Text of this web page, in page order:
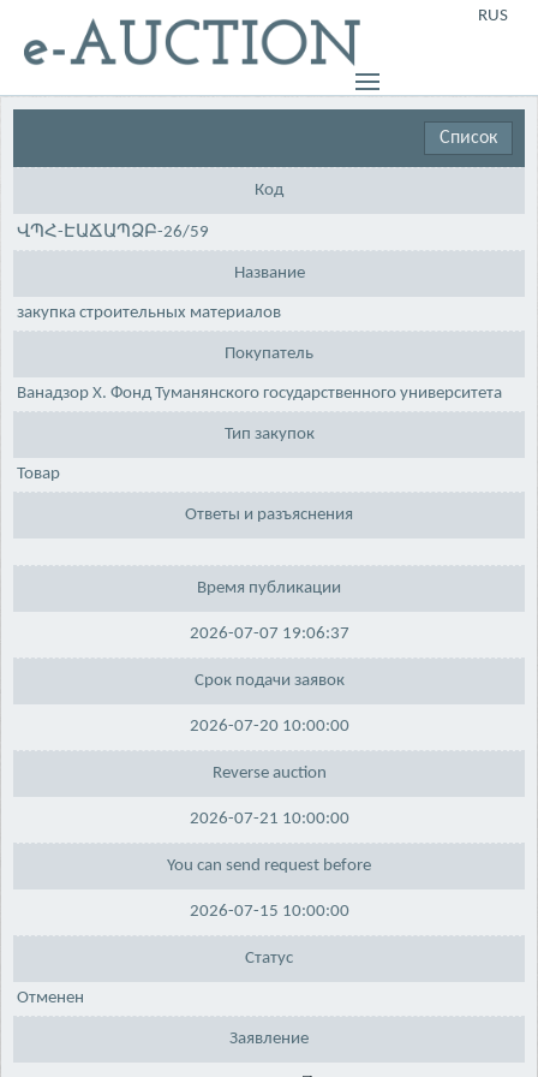
RUS
Список
Код
ՎՊՀ-ԷԱՃԱՊՁԲ-26/59
Название
закупка строительных материалов
Покупатель
Ванадзор Х. Фонд Туманянского государственного университета
Тип закупок
Товар
Ответы и разъяснения
Время публикации
2026-07-07 19:06:37
Срок подачи заявок
2026-07-20 10:00:00
Reverse auction
2026-07-21 10:00:00
You can send request before
2026-07-15 10:00:00
Статус
Отменен
Заявление